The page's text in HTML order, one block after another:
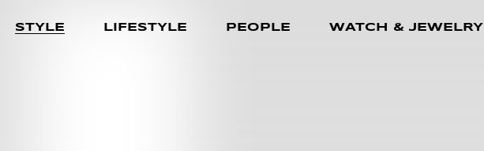
STYLE LIFESTYLE PEOPLE WATCH & JEWELRY